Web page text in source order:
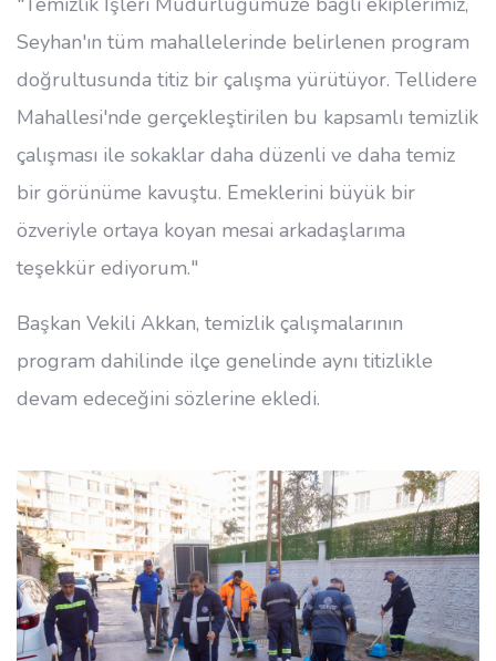
Seyhan'ın tüm mahallelerinde belirlenen program
doğrultusunda titiz bir çalışma yürütüyor. Tellidere
Mahallesi'nde gerçekleştirilen bu kapsamlı temizlik
çalışması ile sokaklar daha düzenli ve daha temiz
bir görünüme kavuştu. Emeklerini büyük bir
özveriyle ortaya koyan mesai arkadaşlarıma
teşekkür ediyorum."
Başkan Vekili Akkan, temizlik çalışmalarının
program dahilinde ilçe genelinde aynı titizlikle
devam edeceğini sözlerine ekledi.